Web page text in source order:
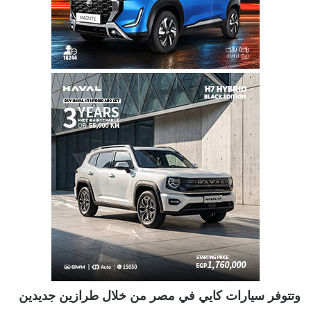
وتتوفر سيارات كايي في مصر من خلال طرازين جديدين